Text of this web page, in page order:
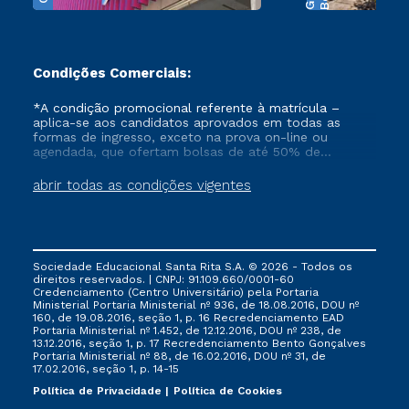
Condições Comerciais:
abrir todas as condições vigentes
*A condição promocional referente à matrícula –
aplica-se aos candidatos aprovados em todas as
formas de ingresso, exceto na prova on-line ou
agendada, que ofertam bolsas de até 50% de
que ainda não tenham efetivado e/ou não tenham
cancelado ou trancado sua matrícula em uma das
FIES, Prouni e outros programas governamentais, e
não se acumula com nenhuma outra campanha
ofertada pela Instituição.
Sociedade Educacional Santa Rita S.A. © 2026 - Todos os
direitos reservados. | CNPJ: 91.109.660/0001-60
Credenciamento (Centro Universitário) pela Portaria
Ministerial Portaria Ministerial nº 936, de 18.08.2016, DOU nº
160, de 19.08.2016, seção 1, p. 16 Recredenciamento EAD
Portaria Ministerial nº 1.452, de 12.12.2016, DOU nº 238, de
13.12.2016, seção 1, p. 17 Recredenciamento Bento Gonçalves
Portaria Ministerial nº 88, de 16.02.2016, DOU nº 31, de
17.02.2016, seção 1, p. 14-15
Política de Privacidade
Política de Cookies